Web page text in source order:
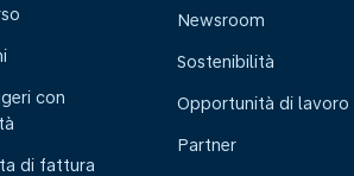
con
di fattura
Newsroom
Sostenibilità
Opportunità di lavoro
Partner